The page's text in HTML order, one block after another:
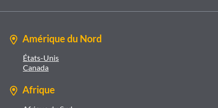
Amérique du Nord
États-Unis
Canada
Afrique